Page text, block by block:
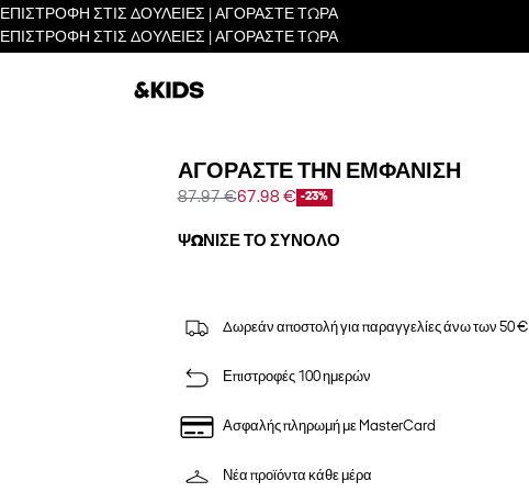
ΕΠΙΣΤΡΟΦΗ ΣΤΙΣ ΔΟΥΛΕΙΕΣ | ΑΓΟΡΑΣΤΕ ΤΩΡΑ
ΕΠΙΣΤΡΟΦΗ ΣΤΙΣ ΔΟΥΛΕΙΕΣ | ΑΓΟΡΑΣΤΕ ΤΩΡΑ
ΑΓΟΡΆΣΤΕ ΤΗΝ ΕΜΦΆΝΙΣΗ
87.97 €67.98 € -23%
ΨΏΝΙΣΕ ΤΟ ΣΎΝΟΛΟ
Δωρεάν αποστολή για παραγγελίες άνω των 50 €
Επιστροφές 100 ημερών
Ασφαλής πληρωμή με MasterCard
Νέα προϊόντα κάθε μέρα